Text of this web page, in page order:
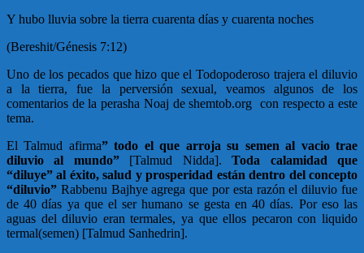
Y hubo lluvia sobre la tierra cuarenta días y cuarenta noches
(Bereshit/Génesis 7:12)
Uno de los pecados que hizo que el Todopoderoso trajera el diluvio
a la tierra, fue la perversión sexual, veamos algunos de los
comentarios de la perasha Noaj de shemtob.org con respecto a este
tema.
El Talmud afirma” todo el que arroja su semen al vacio trae
diluvio al mundo”[Talmud Nidda].Toda calamidad que
“diluye” al éxito, salud y prosperidad están dentro del concepto
“diluvio” Rabbenu Bajhye agrega que por esta razón el diluvio fue
de 40 días ya que el ser humano se gesta en 40 días. Por eso las
aguas del diluvio eran termales, ya que ellos pecaron con liquido
termal(semen) [Talmud Sanhedrin].